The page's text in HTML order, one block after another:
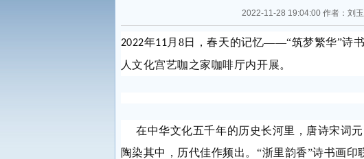
2022-11-28 19:04:00 作者：刘
2022年11月8日，春天的记忆——“筑梦繁华”诗
人文化宫艺咖之家咖啡厅内开展。
在中华文化五千年的历史长河里，唐诗宋词
陶染其中，历代佳作频出。 “浙里韵香”诗书画印